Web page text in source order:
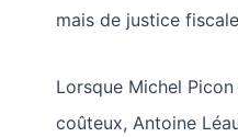
mais de justice
Lorsque Michel
coûteux, Antoine